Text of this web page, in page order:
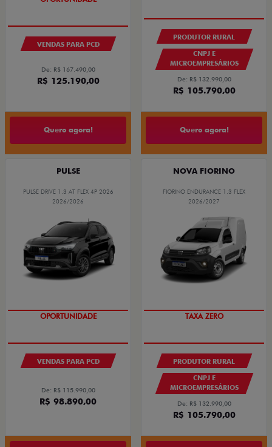
VENDAS PARA PCD
De: R$ 167.490,00
R$ 125.190,00
Quero agora!
PRODUTOR RURAL
CNPJ E
MICROEMPRESÁRIOS
De: R$ 132.990,00
R$ 105.790,00
Quero agora!
PULSE
PULSE DRIVE 1.3 AT FLEX 4P 2026
2026/2026
OPORTUNIDADE
VENDAS PARA PCD
De: R$ 115.990,00
R$ 98.890,00
NOVA FIORINO
FIORINO ENDURANCE 1.3 FLEX
2026/2027
TAXA ZERO
PRODUTOR RURAL
CNPJ E
MICROEMPRESÁRIOS
De: R$ 132.990,00
R$ 105.790,00